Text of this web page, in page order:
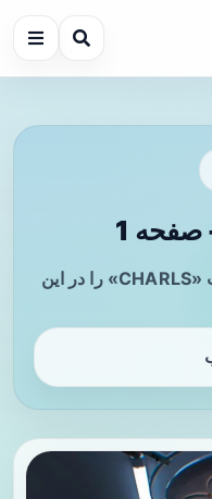
تازه‌ترین مطالب مرتبط با برچسب «CHARLS» را در این